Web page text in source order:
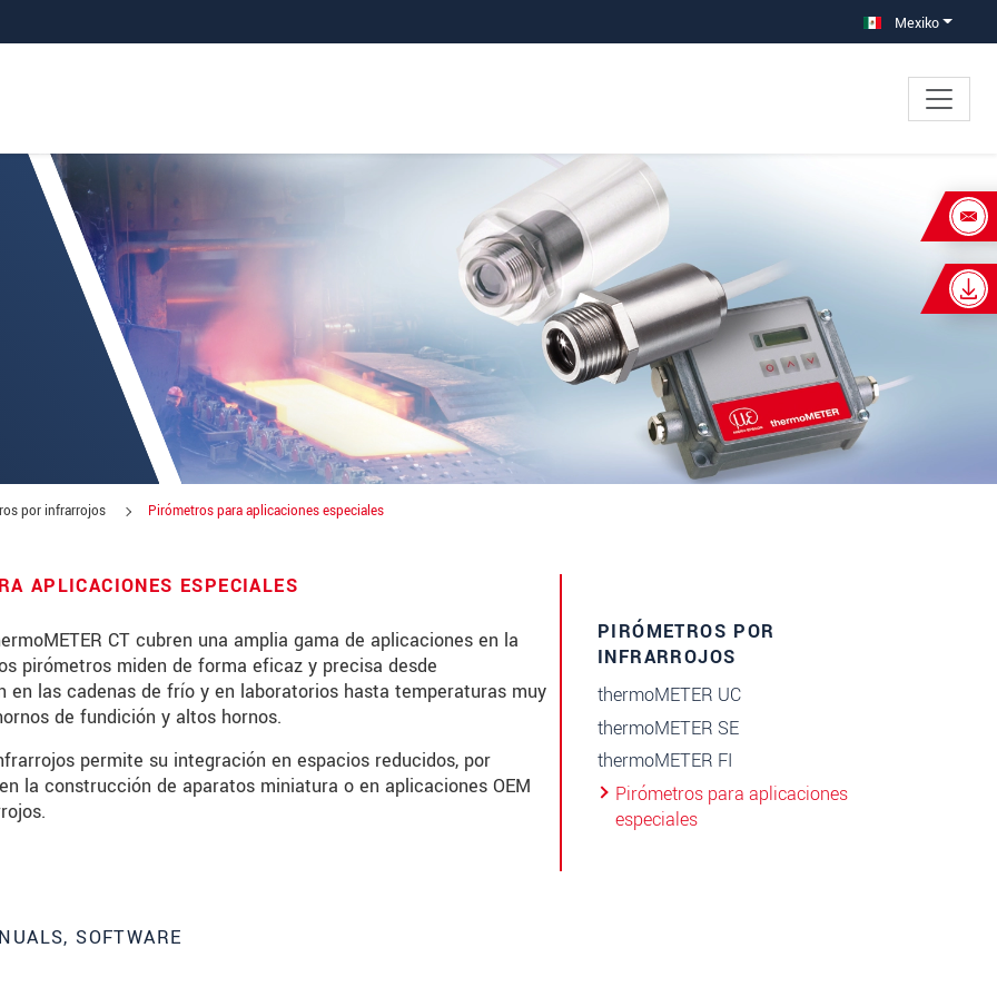
Mexiko
por infrarrojos Pirómetros para aplicaciones especiales
APLICACIONES ESPECIALES
CT cubren una amplia gama de aplicaciones en la
pirómetros miden de forma eficaz y precisa desde
las cadenas de frío y en laboratorios hasta temperaturas muy
de fundición y altos hornos.
permite su integración en espacios reducidos, por
la construcción de aparatos miniatura o en aplicaciones OEM
SOFTWARE
PIRÓMETROS POR
INFRARROJOS
thermoMETER UC
thermoMETER SE
thermoMETER FI
Pirómetros para aplicaciones
especiales
aplicaciones especiales
ourdata privacy statement